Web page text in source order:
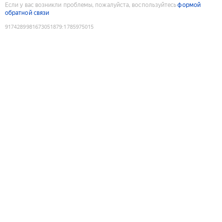
Если у вас возникли проблемы, пожалуйста, воспользуйтесьформой
обратной связи
9174289981673051879:1785975015